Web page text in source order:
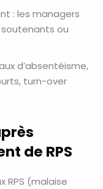
: les managers
ou
d’absentéisme,
turn-over
de RPS
RPS (malaise